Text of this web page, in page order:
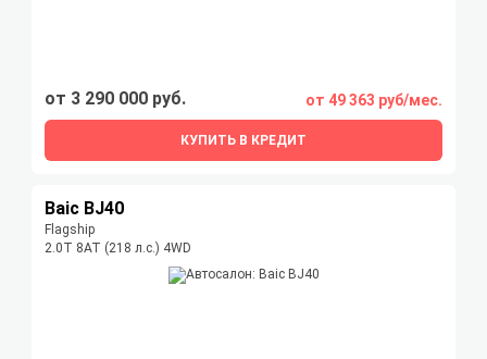
от 3 290 000 руб. от 49 363 руб/мес.
КУПИТЬ В КРЕДИТ
Baic BJ40
Flagship
2.0T 8AT (218 л.с.) 4WD